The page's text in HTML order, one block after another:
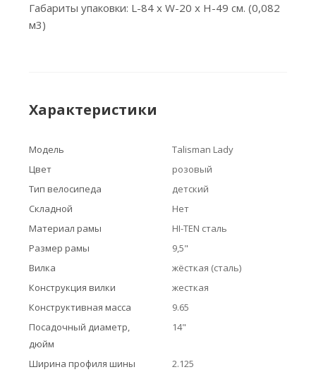
Габариты упаковки: L-84 x W-20 x H-49 см. (0,082
м3)
Характеристики
Модель
Talisman Lady
Цвет
розовый
Тип велосипеда
детский
Складной
Нет
Материал рамы
HI-TEN сталь
Размер рамы
9,5"
Вилка
жёсткая (сталь)
Конструкция вилки
жесткая
Конструктивная масса
9.65
Посадочный диаметр,
дюйм
14"
Ширина профиля шины
2.125